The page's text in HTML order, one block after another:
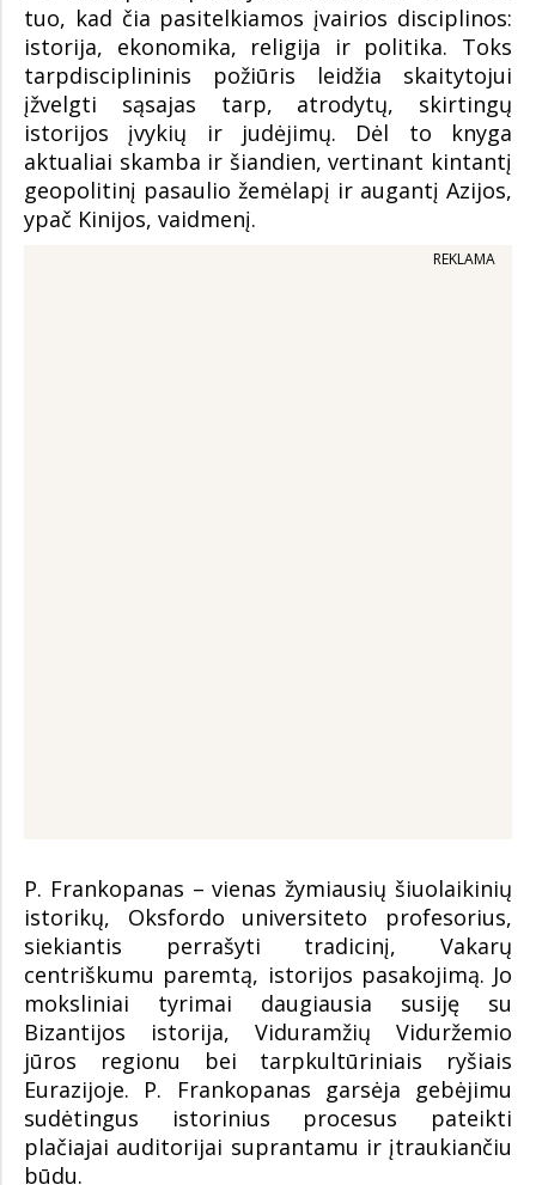
tuo, kad čia pasitelkiamos įvairios disciplinos:
istorija, ekonomika, religija ir politika. Toks
tarpdisciplininis požiūris leidžia skaitytojui
įžvelgti sąsajas tarp, atrodytų, skirtingų
istorijos įvykių ir judėjimų. Dėl to knyga
aktualiai skamba ir šiandien, vertinant kintantį
geopolitinį pasaulio žemėlapį ir augantį Azijos,
ypač Kinijos, vaidmenį.
REKLAMA
P. Frankopanas – vienas žymiausių šiuolaikinių
istorikų, Oksfordo universiteto profesorius,
siekiantis perrašyti tradicinį, Vakarų
centriškumu paremtą, istorijos pasakojimą. Jo
moksliniai tyrimai daugiausia susiję su
Bizantijos istorija, Viduramžių Viduržemio
jūros regionu bei tarpkultūriniais ryšiais
Eurazijoje. P. Frankopanas garsėja gebėjimu
sudėtingus istorinius procesus pateikti
plačiajai auditorijai suprantamu ir įtraukiančiu
būdu.